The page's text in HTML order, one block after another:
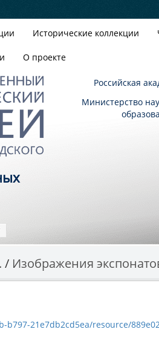
Исторические коллекции
О проекте
Российская
Министерство
Изображения
resource/889e0248-